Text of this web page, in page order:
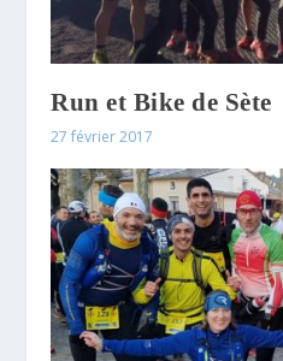
Run et Bike de Sète
27 février 2017